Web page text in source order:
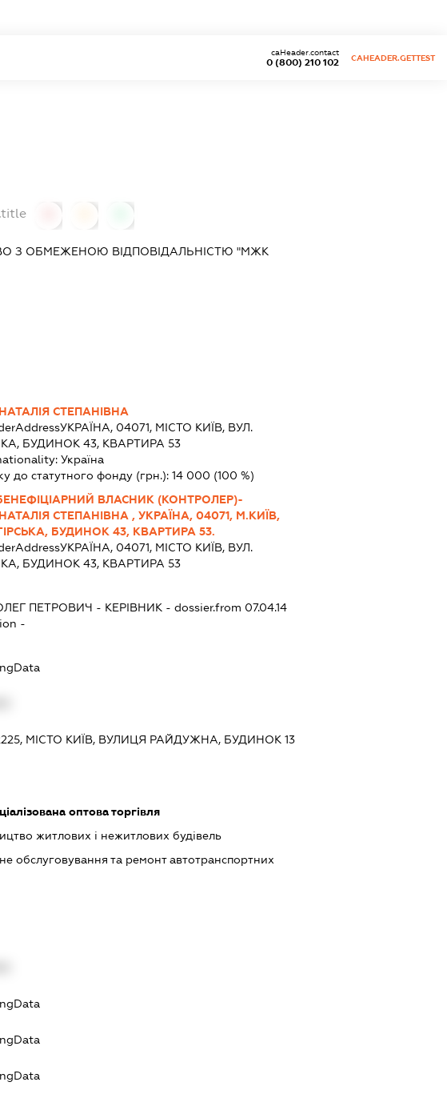
0 (800) 210 102
caHeader.contact
CAHEADER.GETTEST
З ОБМЕЖЕНОЮ ВІДПОВІДАЛЬНІСТЮ "МЖК
СТЕПАНІВНА
УКРАЇНА, 04071, МІСТО КИЇВ, ВУЛ.
БУДИНОК 43, КВАРТИРА 53
Україна
до статутного фонду (грн.): 14 000 (100 %)
ВЛАСНИК (КОНТРОЛЕР)-
СТЕПАНІВНА , УКРАЇНА, 04071, М.КИЇВ,
БУДИНОК 43, КВАРТИРА 53.
УКРАЇНА, 04071, МІСТО КИЇВ, ВУЛ.
БУДИНОК 43, КВАРТИРА 53
ПЕТРОВИЧ - КЕРІВНИК - dossier.from 07.04.14
-
МІСТО КИЇВ, ВУЛИЦЯ РАЙДУЖНА, БУДИНОК 13
оптова торгівля
житлових і нежитлових будівель
обслуговування та ремонт автотранспортних